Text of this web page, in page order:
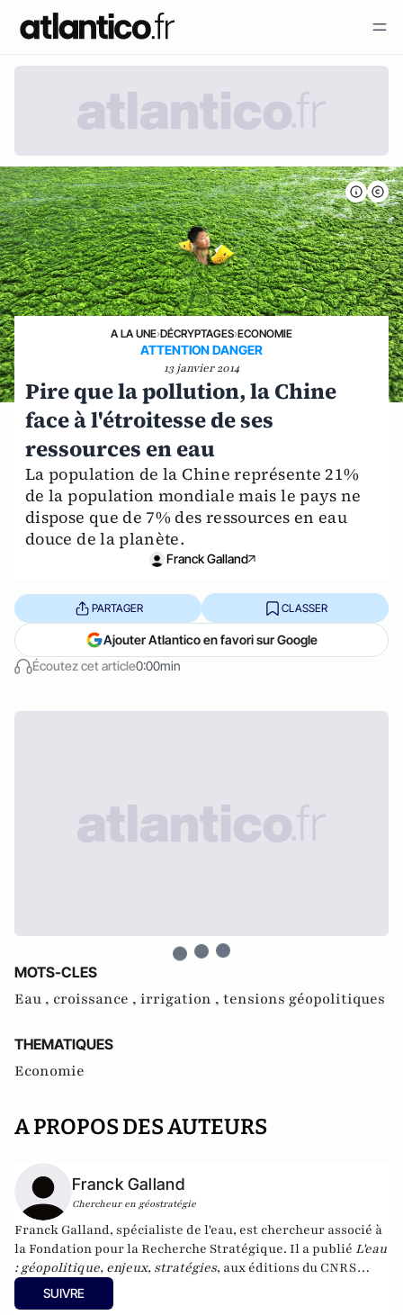
A LA UNE›DÉCRYPTAGES›ECONOMIE
ATTENTION DANGER
13 janvier 2014
Pire que la pollution, la Chine
face à l'étroitesse de ses
ressources en eau
La population de la Chine représente 21%
de la population mondiale mais le pays ne
dispose que de 7% des ressources en eau
douce de la planète.
Franck Galland
Écoutez cet article0:00min
PARTAGER CLASSER
Ajouter Atlantico en favori sur Google
MOTS-CLES
Eau , croissance , irrigation , tensions géopolitiques
THEMATIQUES
Economie
A PROPOS DES AUTEURS
Franck Galland
Chercheur en géostratégie
Franck Galland, spécialiste de l'eau, est chercheur associé à
la Fondation pour la Recherche Stratégique. Il a publié L'eau
: géopolitique, enjeux, stratégies, aux éditions du CNRS
(2008). Il a créé en 2011 Environmental Emergency &
Security Services, cabinet d’ingénierie-conseil dont la
SUIVRE